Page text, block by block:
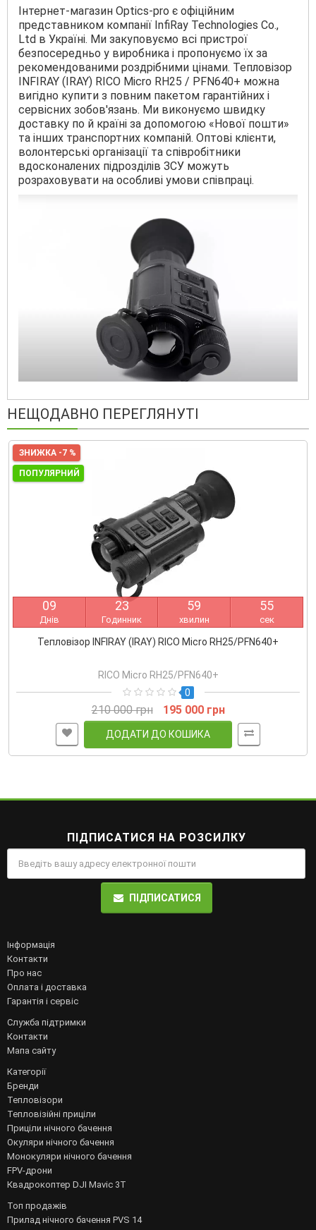
Інтернет-магазин Optics-pro є офіційним
представником компанії InfiRay Technologies Co.,
Ltd в Україні. Ми закуповуємо всі пристрої
безпосередньо у виробника і пропонуємо їх за
рекомендованими роздрібними цінами. Тепловізор
INFIRAY (IRAY) RICO Micro RH25 / PFN640+ можна
вигідно купити з повним пакетом гарантійних і
сервісних зобов'язань. Ми виконуємо швидку
доставку по й країні за допомогою «Нової пошти»
та інших транспортних компаній. Оптові клієнти,
волонтерські організації та співробітники
вдосконалених підрозділів ЗСУ можуть
розраховувати на особливі умови співпраці.
НЕЩОДАВНО ПЕРЕГЛЯНУТІ
ЗНИЖКА -7 %
ПОПУЛЯРНИЙ
09
Днів
23
Годинник
59
хвилин
55
сек
Тепловізор INFIRAY (IRAY) RICO Micro RH25/PFN640+
RICO Micro RH25/PFN640+
0
210 000 грн 195 000 грн
ДОДАТИ ДО КОШИКА
ПІДПИСАТИСЯ НА РОЗСИЛКУ
ПІДПИСАТИСЯ
Інформація
Контакти
Про нас
Оплата і доставка
Гарантія і сервіс
Служба підтримки
Контакти
Мапа сайту
Категорії
Бренди
Тепловізори
Тепловізійні приціли
Приціли нічного бачення
Окуляри нічного бачення
Монокуляри нічного бачення
FPV-дрони
Квадрокоптер DJI Mavic 3T
Топ продажів
Прилад нічного бачення PVS 14